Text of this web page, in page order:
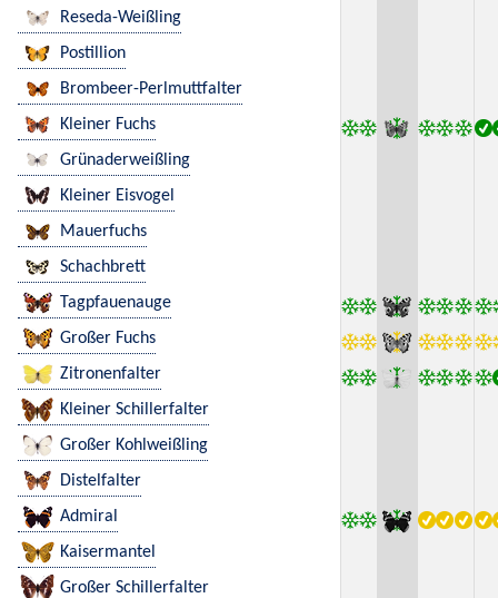
Reseda-Weißling
Postillion
Brombeer-Perlmuttfalter
Kleiner Fuchs
Grünaderweißling
Kleiner Eisvogel
Mauerfuchs
Schachbrett
Tagpfauenauge
Großer Fuchs
Zitronenfalter
Kleiner Schillerfalter
Großer Kohlweißling
Distelfalter
Admiral
Kaisermantel
Großer Schillerfalter